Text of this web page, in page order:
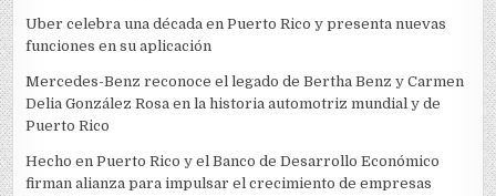
Uber celebra una década en Puerto Rico y presenta nuevas
funciones en su aplicación
Mercedes-Benz reconoce el legado de Bertha Benz y Carmen
Delia González Rosa en la historia automotriz mundial y de
Puerto Rico
Hecho en Puerto Rico y el Banco de Desarrollo Económico
firman alianza para impulsar el crecimiento de empresas